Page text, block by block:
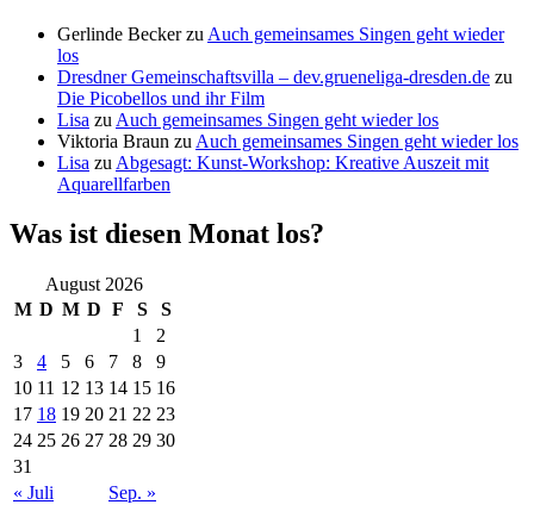
Gerlinde Beckerzu Auch gemeinsames Singen geht wieder
los
Dresdner Gemeinschaftsvilla – dev.grueneliga-dresden.de zu
Die Picobellos und ihr Film
Lisa zu Auch gemeinsames Singen geht wieder los
Viktoria Braun zu Auch gemeinsames Singen geht wieder los
Lisa zu Abgesagt: Kunst-Workshop: Kreative Auszeit mit
Aquarellfarben
Was ist diesen Monat los?
August 2026
M D M D F S
S
1
2
3
4 5 6 7 8
9
10 11 12 13 14 15 16
17 18 19 20 21 22 23
24 25 26 27 28 29 30
31
« Juli
Sep. »